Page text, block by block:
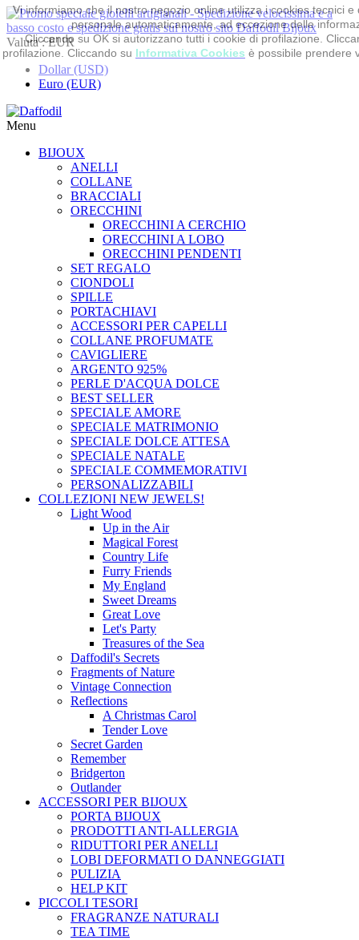
Valuta : EUR
Dollar (USD)
Euro (EUR)
Menu
BIJOUX
ANELLI
COLLANE
BRACCIALI
ORECCHINI
ORECCHINI A CERCHIO
ORECCHINI A LOBO
ORECCHINI PENDENTI
SET REGALO
CIONDOLI
SPILLE
PORTACHIAVI
ACCESSORI PER CAPELLI
COLLANE PROFUMATE
CAVIGLIERE
ARGENTO 925%
PERLE D'ACQUA DOLCE
BEST SELLER
SPECIALE AMORE
SPECIALE MATRIMONIO
SPECIALE DOLCE ATTESA
SPECIALE NATALE
SPECIALE COMMEMORATIVI
PERSONALIZZABILI
COLLEZIONI NEW JEWELS!
Light Wood
Up in the Air
Magical Forest
Country Life
Furry Friends
My England
Sweet Dreams
Great Love
Let's Party
Treasures of the Sea
Daffodil's Secrets
Fragments of Nature
Vintage Connection
Reflections
A Christmas Carol
Tender Love
Secret Garden
Remember
Bridgerton
Outlander
ACCESSORI PER BIJOUX
PORTA BIJOUX
PRODOTTI ANTI-ALLERGIA
RIDUTTORI PER ANELLI
LOBI DEFORMATI O DANNEGGIATI
PULIZIA
HELP KIT
PICCOLI TESORI
FRAGRANZE NATURALI
TEA TIME
Vi informiamo che il nostro negozio online utilizza i cookies tecnici
personale automaticamente, ad eccezione delle
Cliccando su OK si autorizzano tutti i cookie di profilazione.
profilazione. Cliccando su Informativa Cookies è possibile prendere